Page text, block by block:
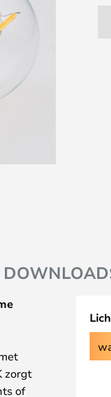
zorgt
of